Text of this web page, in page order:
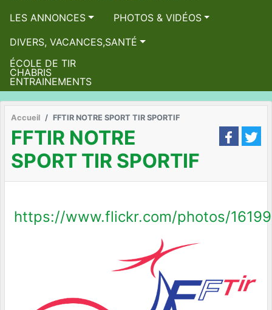
LES ANNONCES
PHOTOS & VIDÉOS
DIVERS, VACANCES,SANTÉ
ÉCOLE DE TIR
CHABRIS
ENTRAINEMENTS
Accueil FFTIR NOTRE SPORT TIR SPORTIF
FFTIR NOTRE
SPORT TIR SPORTIF
https://www.flickr.com/photos/